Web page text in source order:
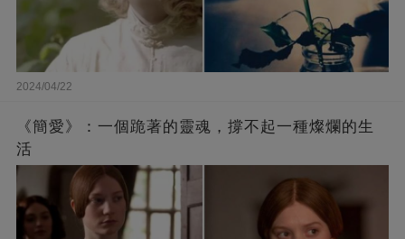
2024/04/22
《簡愛》：一個跪著的靈魂，撐不起一種燦爛的生
活